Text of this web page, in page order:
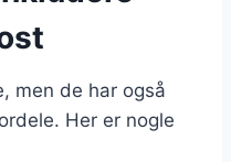
men de har også
Her er nogle